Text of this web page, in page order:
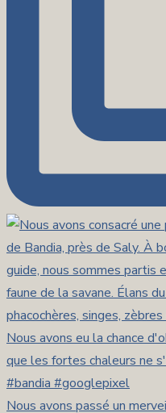
Nous avons passé un